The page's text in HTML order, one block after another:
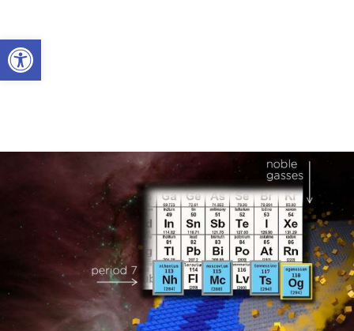
Abrir a barra de ferramentas